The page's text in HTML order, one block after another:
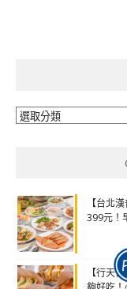
分
【台北
399元！
【行天